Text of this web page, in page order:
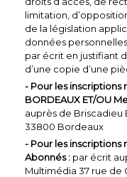
limitation,
de la législation
données
par écrit en justifiant
d’une copie d’une
- Pour les inscriptions
BORDEAUX ET/OU
auprès de Briscadieu
33800 Bordeaux
- Pour les inscriptions
Abonnés : par écrit
Multimédia 37 rue de